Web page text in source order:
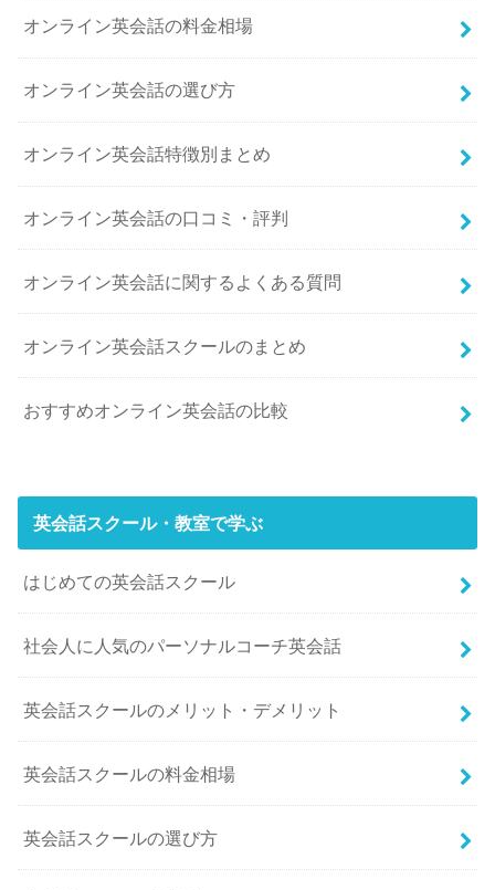
オンライン英会話の料金相場
オンライン英会話の選び方
オンライン英会話特徴別まとめ
オンライン英会話の口コミ・評判
オンライン英会話に関するよくある質問
オンライン英会話スクールのまとめ
おすすめオンライン英会話の比較
英会話スクール・教室で学ぶ
はじめての英会話スクール
社会人に人気のパーソナルコーチ英会話
英会話スクールのメリット・デメリット
英会話スクールの料金相場
英会話スクールの選び方